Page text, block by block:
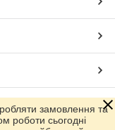
замовлення та
роботи сьогодні